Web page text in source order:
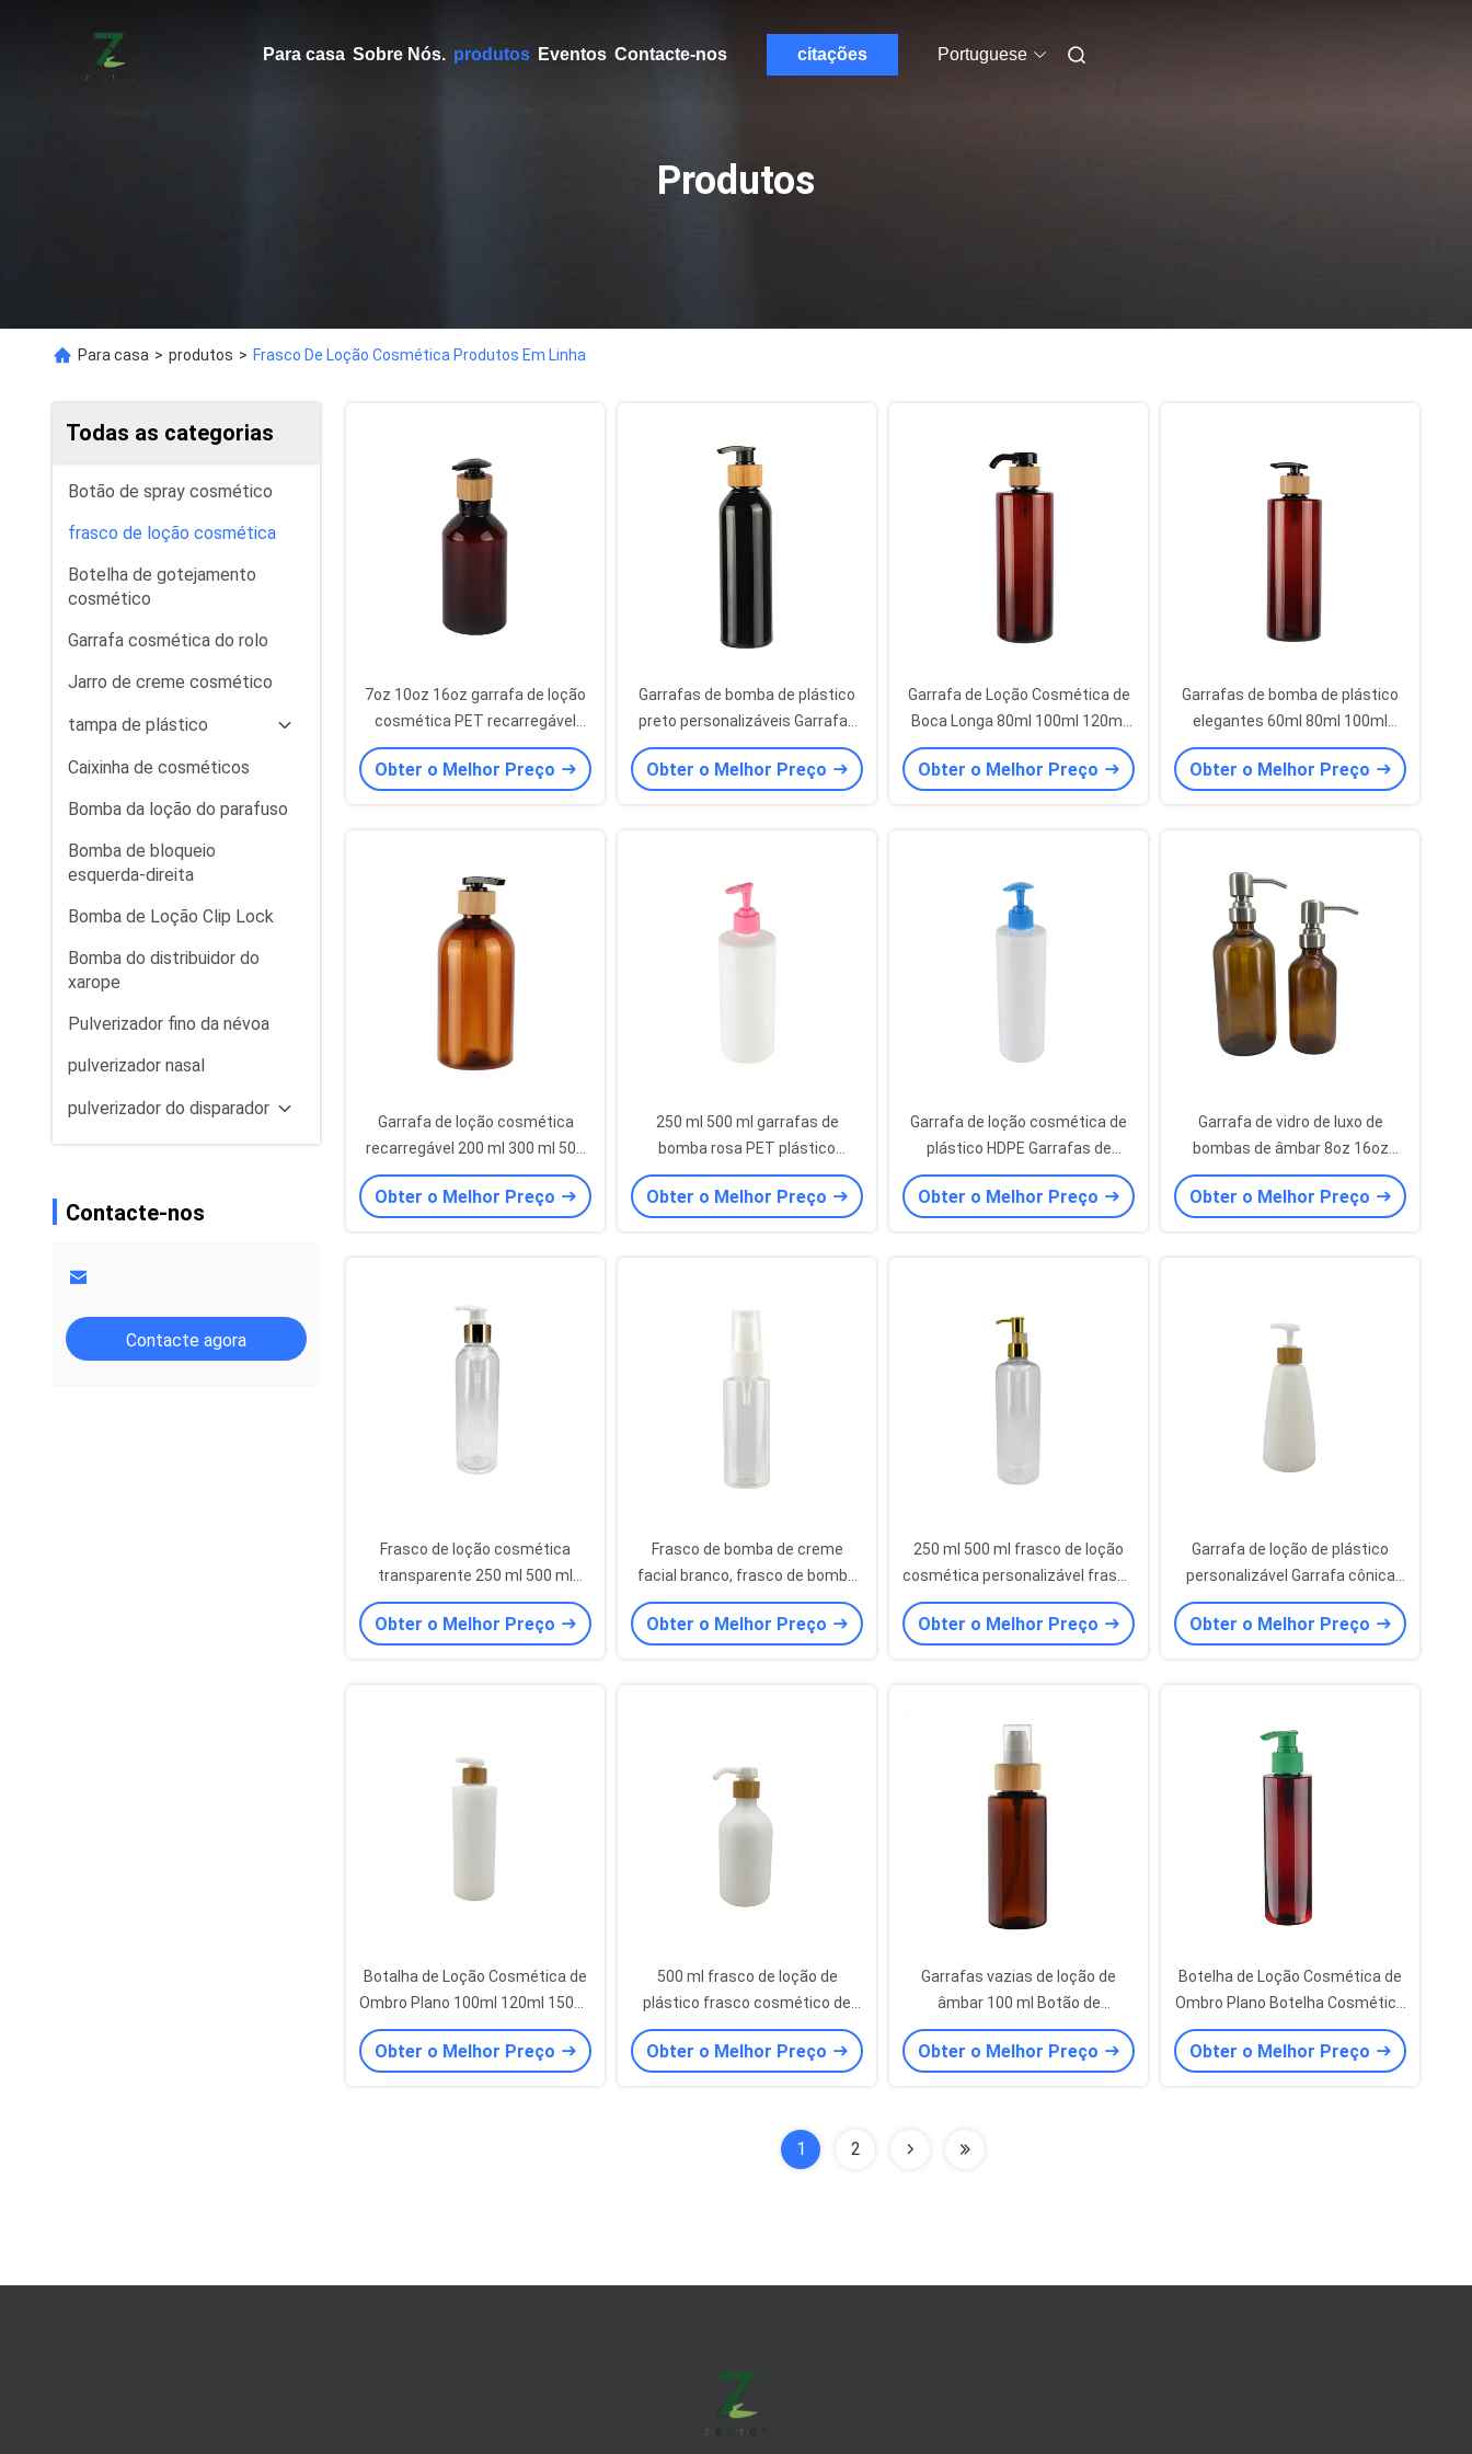
Para casa Sobre Nós. produtos Eventos Contacte-nos citações Portuguese
Produtos
Para casa > produtos > Frasco De Loção Cosmética Produtos Em Linha
Todas as categorias
Botão de spray cosmético
frasco de loção cosmética
Botelha de gotejamento
cosmético
Garrafa cosmética do rolo
Jarro de creme cosmético
tampa de plástico
Caixinha de cosméticos
Bomba da loção do parafuso
Bomba de bloqueio
esquerda-direita
Bomba de Loção Clip Lock
Bomba do distribuidor do
xarope
Pulverizador fino da névoa
pulverizador nasal
pulverizador do disparador
Contacte-nos
Contacte agora
7oz 10oz 16oz garrafa de loção
cosmética PET recarregável
garrafas de loção âmbar
Obter o Melhor Preço
Garrafas de bomba de plástico
preto personalizáveis Garrafas
de plástico de bambu ecológicas
180ml 200ml 250ml 300ml
Obter o Melhor Preço
Garrafa de Loção Cosmética de
Boca Longa 80ml 100ml 120ml
150ml 180ml 200ml Garrafa de
Plástico Ambar
Obter o Melhor Preço
Garrafas de bomba de plástico
elegantes 60ml 80ml 100ml
120ml 150ml 180ml 200ml 250ml
300ml PET garrafa Amber
Obter o Melhor Preço
Garrafa de loção cosmética
recarregável 200 ml 300 ml 500
ml Garrafa PET Amber
Obter o Melhor Preço
250 ml 500 ml garrafas de
bomba rosa PET plástico
garrafas de bomba de shampoo
Obter o Melhor Preço
Garrafa de loção cosmética de
plástico HDPE Garrafas de
embalagem cosmética
personalizáveis
Obter o Melhor Preço
Garrafa de vidro de luxo de
bombas de âmbar 8oz 16oz
Bombas redondas Boston
Obter o Melhor Preço
Frasco de loção cosmética
transparente 250 ml 500 ml
recipientes de embalagem
cosmética
Obter o Melhor Preço
Frasco de bomba de creme
facial branco, frasco de bomba
de plástico
Obter o Melhor Preço
250 ml 500 ml frasco de loção
cosmética personalizável frasco
de loção transparente com
cabeças de bomba de ouro
Obter o Melhor Preço
Garrafa de loção de plástico
personalizável Garrafa cônica
branca fosca 250 ml
Obter o Melhor Preço
Botalha de Loção Cosmética de
Ombro Plano 100ml 120ml 150ml
Botalhas Cosméticas Matte
Obter o Melhor Preço
500 ml frasco de loção de
plástico frasco cosmético de
plástico branco fosco
personalizável
Obter o Melhor Preço
Garrafas vazias de loção de
âmbar 100 ml Botão de
embalagem cosmética Eco-
friendly
Obter o Melhor Preço
Botelha de Loção Cosmética de
Ombro Plano Botelha Cosmética
PET Ambar 300ml
Obter o Melhor Preço
1 2